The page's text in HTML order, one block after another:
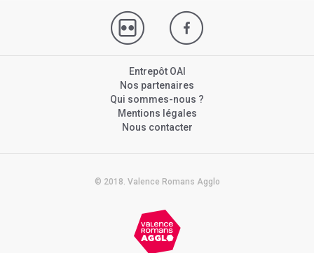
Entrepôt OAI
Nos partenaires
Qui sommes-nous ?
Mentions légales
Nous contacter
© 2018. Valence Romans Agglo